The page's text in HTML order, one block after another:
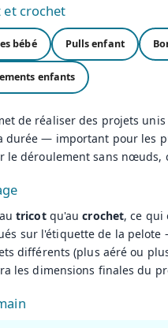
et crochet
bébé Pulls enfant
enfants
de réaliser des projets
durée — important pour les
le déroulement sans
tricotqu'aucrochet, ce qui
sur l'étiquette de la
différents (plus aéré ou
les dimensions finales du